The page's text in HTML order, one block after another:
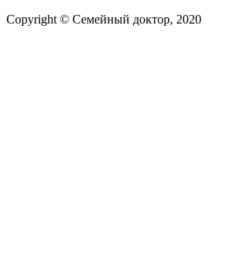
Copyright © Семейный доктор, 2020